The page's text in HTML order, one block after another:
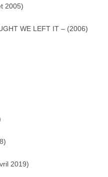
2005)
WE LEFT IT – (2006)
2019)